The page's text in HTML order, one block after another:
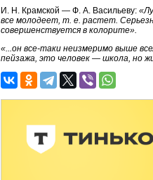
И. Н. Крамской — Ф. А. Васильеву:
все молодеет, т. е. растет.
совершенствуется в колорите».
«...он все-таки неизмеримо выше
пейзажа, это человек — школа, но